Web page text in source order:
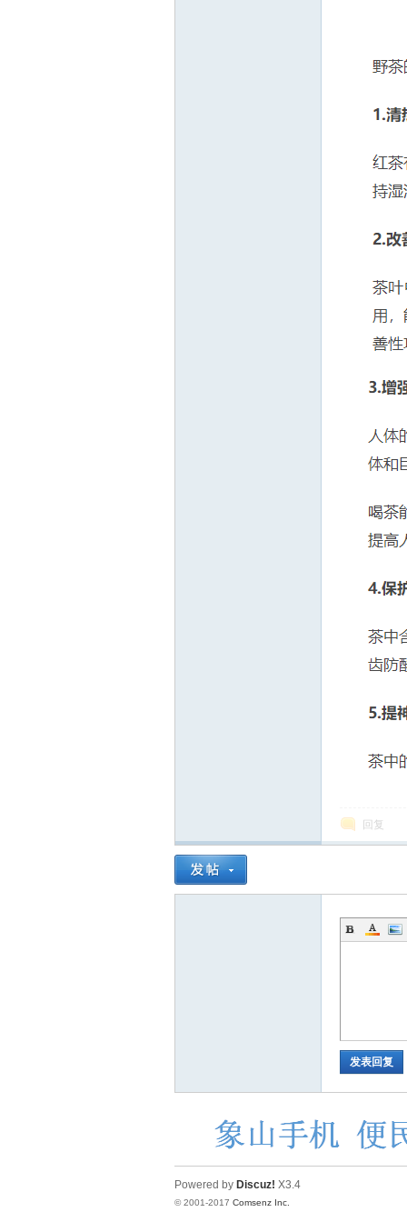
回复
发表回复
Powered by Discuz! X3.4
© 2001-2017 Comsenz Inc.